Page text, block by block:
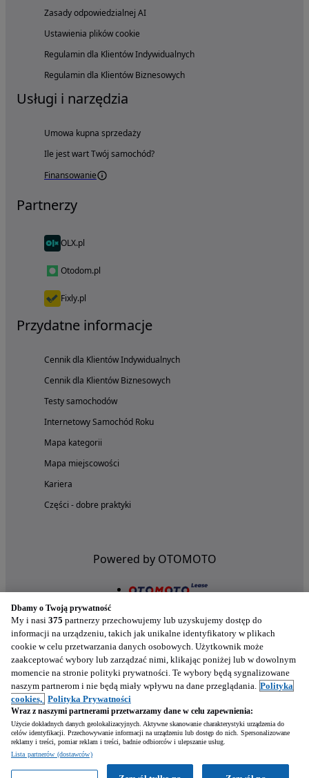
Zasady odpowiedzialnej AI
Ustawienia plików cookie
Regulamin dla Klientów Indywidualnych
Regulamin dla Klientów Biznesowych
Usługi i narzędzia
Umowa kupna sprzedaży
Ile jest wart Twój samochód?
Finansowanie
Partnerzy
OLX.pl
Otodom.pl
Fixly.pl
Przydatne informacje
Cennik dla Klientów Indywidualnych
Cennik dla Klientów Biznesowych
Testy samochodów
Internetowy Samochód Roku
Mapa kategorii
Mapa miejscowości
Kariera
Części - dobre praktyki
Powered by OTOMOTO
Nasze aplikacje w twoim telefonie
Dbamy o Twoją prywatność
My i nasi 375 partnerzy przechowujemy lub uzyskujemy dostęp do
informacji na urządzeniu, takich jak unikalne identyfikatory w plikach
cookie w celu przetwarzania danych osobowych. Użytkownik może
zaakceptować wybory lub zarządzać nimi, klikając poniżej lub w dowolnym
momencie na stronie polityki prywatności. Te wybory będą sygnalizowane
naszym partnerom i nie będą miały wpływu na dane przeglądania. Polityka
cookies, Polityka Prywatności
Wraz z naszymi partnerami przetwarzamy dane w celu zapewnienia:
Użycie dokładnych danych geolokalizacyjnych. Aktywne skanowanie charakterystyki urządzenia do
celów identyfikacji. Przechowywanie informacji na urządzeniu lub dostęp do nich. Spersonalizowane
reklamy i treści, pomiar reklam i treści, badnie odbiorców i ulepszanie usług.
Lista partnerów (dostawców)